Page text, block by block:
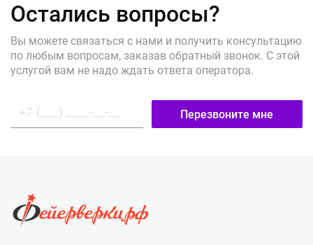
Остались вопросы?
Вы можете связаться с нами и получить консультацию
по любым вопросам, заказав обратный звонок. С этой
услугой вам не надо ждать ответа оператора.
Перезвоните мне